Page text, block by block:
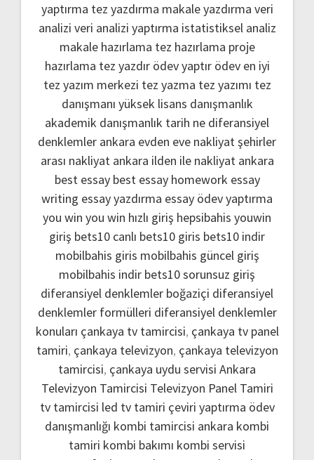
yaptırma tez yazdırma makale yazdırma veri
analizi veri analizi yaptırma istatistiksel analiz
makale hazırlama tez hazırlama proje
hazırlama tez yazdır ödev yaptır ödev en iyi
tez yazım merkezi tez yazma tez yazımı tez
danışmanı yüksek lisans danışmanlık
akademik danışmanlık tarih ne diferansiyel
denklemler ankara evden eve nakliyatşehirler
arası nakliyat ankara ilden ile nakliyat ankara
best essay best essay homework essay
writing essay yazdırma essay ödev yaptırma
you win you win hızlı giriş hepsibahis youwin
giriş bets10 canlı bets10 giris bets10 indir
mobilbahis giris mobilbahis güncel giriş
mobilbahis indir bets10 sorunsuz giriş
diferansiyel denklemler boğaziçi diferansiyel
denklemler formülleri diferansiyel denklemler
konuları çankaya tv tamircisi, çankaya tv panel
tamiri, çankaya televizyon, çankaya televizyon
tamircisi, çankaya uydu servisi Ankara
Televizyon Tamircisi Televizyon Panel Tamiri
tv tamircisi led tv tamiri çeviri yaptırma ödev
danışmanlığı kombi tamircisi ankara kombi
tamiri kombi bakımı kombi servisi